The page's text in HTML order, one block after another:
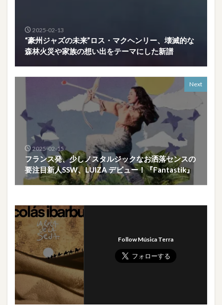
2025-02-13
“豪州ジャズの未来”ロス・マクヘンリー、壊滅的な
森林火災や家族の想い出をテーマにした新譜
Next
2025-02-15
フランス発、少しノスタルジックなお洒落センスの
要注目新人SSW、LUIZA デビュー！『Fantastik』
Follow Música Terra